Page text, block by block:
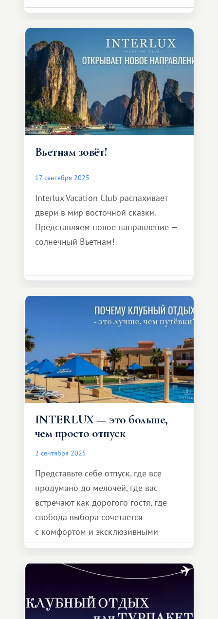
Вьетнам зовёт!
17 сентября 2025
Interlux Vacation Club распахивает
двери в мир восточной сказки.
Представляем новое направление —
солнечный Вьетнам!
INTERLUX — это больше,
чем просто отпуск
2 сентября 2025
Представьте себе отпуск, где все
продумано до мелочей, где вас
встречают как дорогого гостя, где
свобода выбора сочетается
с комфортом и эксклюзивными
возможностями. Interlux открывает
двери в мир клубного отдыха,
предоставляя опыт, который
туристические путевки.